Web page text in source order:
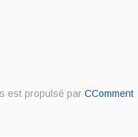
est propulsé par CComment